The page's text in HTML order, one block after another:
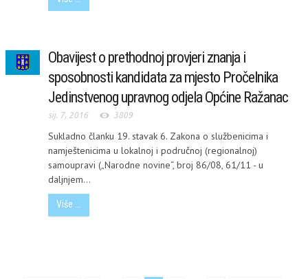
Obavijest o prethodnoj provjeri znanja i
sposobnosti kandidata za mjesto Pročelnika
Jedinstvenog upravnog odjela Općine Ražanac
sij. 7, 2016 3809
Sukladno članku 19. stavak 6. Zakona o službenicima i
namještenicima u lokalnoj i područnoj (regionalnoj)
samoupravi („Narodne novine“, broj 86/08, 61/11 - u
daljnjem...
Više ...